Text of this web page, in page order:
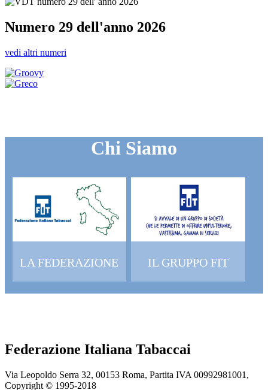
Numero 29 dell'anno 2026
vedi altri numeri
Chi Siamo
LA FEDERAZIONE IL GRUPPO FIT
Federazione Italiana Tabaccai
Via Leopoldo Serra 32, 00153 Roma, Partita IVA 00992981001,
Copyright © 1995-2018